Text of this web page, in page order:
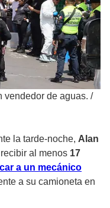
vendedor de aguas. /
la tarde-noche, Alan
al menos 17
a un mecánico
a su camioneta en